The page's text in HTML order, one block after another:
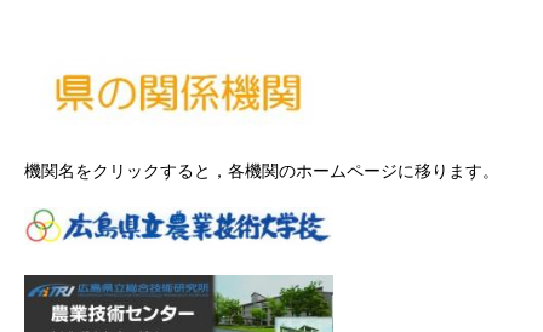
機関名をクリックすると，各機関のホームページに移ります。